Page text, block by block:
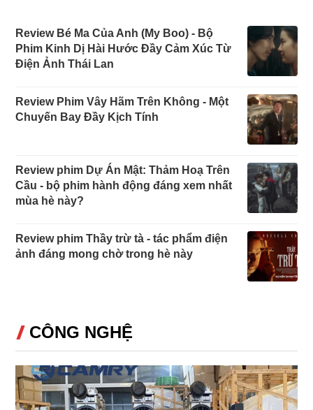
Review Bé Ma Của Anh (My Boo) - Bộ
Phim Kinh Dị Hài Hước Đầy Cảm Xúc Từ
Điện Ảnh Thái Lan
Review Phim Vây Hãm Trên Không - Một
Chuyến Bay Đầy Kịch Tính
Review phim Dự Án Mật: Thảm Hoạ Trên
Cầu - bộ phim hành động đáng xem nhất
mùa hè này?
Review phim Thầy trừ tà - tác phẩm điện
ảnh đáng mong chờ trong hè này
CÔNG NGHỆ